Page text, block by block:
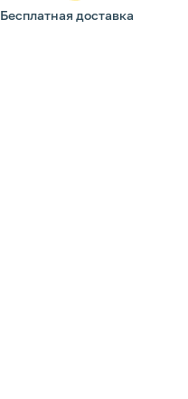
Бесплатная доставка